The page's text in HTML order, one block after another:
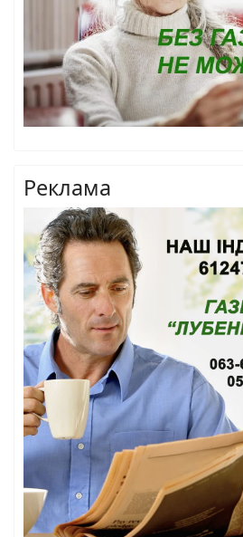
Реклама